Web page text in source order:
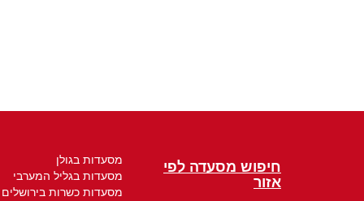
חיפוש מסעדה לפי
אזור
מסעדות בגולן
מסעדות בגליל המערבי
מסעדות כשרות בירושלים